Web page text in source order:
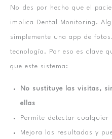
No des por hecho que el
implica Dental Monitoring.
simplemente una app de
tecnología. Por eso es clave
que este sistema:
No sustituye las visitas,
ellas
Permite detectar cualquier
Mejora los resultados y